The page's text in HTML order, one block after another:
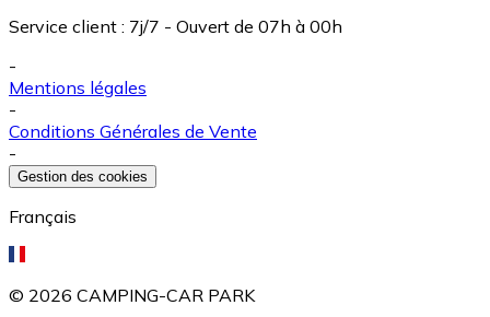
Service client : 7j/7 - Ouvert de 07h à 00h
-
Mentions légales
-
Conditions Générales de Vente
-
Gestion des cookies
Français
© 2026 CAMPING-CAR PARK